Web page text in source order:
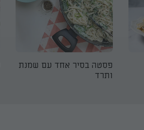
פסטה בסיר אחד עם שמנת
ותרד